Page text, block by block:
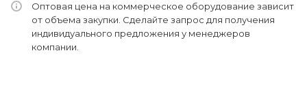
Оптовая цена на коммерческое оборудование зависит
от объема закупки. Сделайте запрос для получения
индивидуального предложения у менеджеров
компании.